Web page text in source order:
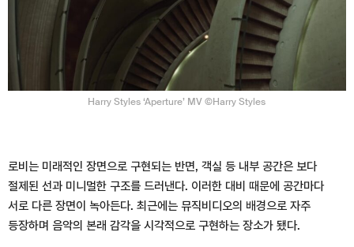
Harry Styles ‘Aperture’ MV ©Harry Styles
로비는 미래적인 장면으로 구현되는 반면, 객실 등 내부 공간은 보다
절제된 선과 미니멀한 구조를 드러낸다. 이러한 대비 때문에 공간마다
서로 다른 장면이 녹아든다. 최근에는 뮤직비디오의 배경으로 자주
등장하며 음악의 본래 감각을 시각적으로 구현하는 장소가 됐다.